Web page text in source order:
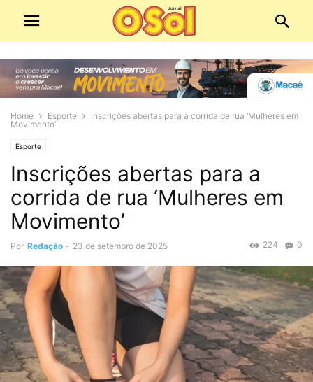
Home Esporte
Inscrições abertas para a corrida de rua ‘Mulheres em
Movimento’
Esporte
Inscrições abertas para a
corrida de rua ‘Mulheres em
Movimento’
Por Redação - 23 de setembro de 2025 0
224